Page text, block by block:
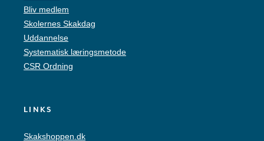
Bliv medlem
Skolernes Skakdag
Uddannelse
Systematisk læringsmetode
CSR Ordning
LINKS
Skakshoppen.dk